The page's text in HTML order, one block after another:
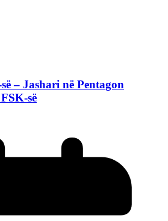
– Jashari në Pentagon
së